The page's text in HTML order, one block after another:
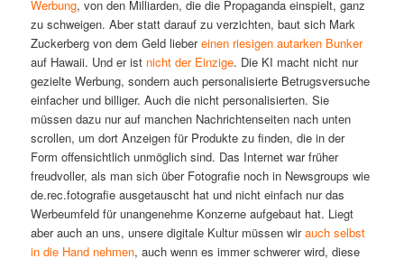
Werbung, von den Milliarden, die die Propaganda einspielt, ganz
zu schweigen. Aber statt darauf zu verzichten, baut sich Mark
Zuckerberg von dem Geld liebereinen riesigen autarken Bunker
auf Hawaii. Und er ist nicht der Einzige. Die KI macht nicht nur
gezielte Werbung, sondern auch personalisierte Betrugsversuche
einfacher und billiger. Auch die nicht personalisierten. Sie
müssen dazu nur auf manchen Nachrichtenseiten nach unten
scrollen, um dort Anzeigen für Produkte zu finden, die in der
Form offensichtlich unmöglich sind. Das Internet war früher
freudvoller, als man sich über Fotografie noch in Newsgroups wie
de.rec.fotografie ausgetauscht hat und nicht einfach nur das
Werbeumfeld für unangenehme Konzerne aufgebaut hat. Liegt
aber auch an uns, unsere digitale Kultur müssen wirauch selbst
in die Hand nehmen, auch wenn es immer schwerer wird, diese